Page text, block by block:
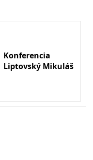
Konferencia
Liptovský Mikuláš